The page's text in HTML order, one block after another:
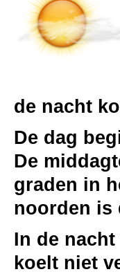
de nacht
De dag
De
graden in
noorden is
In de
koelt niet